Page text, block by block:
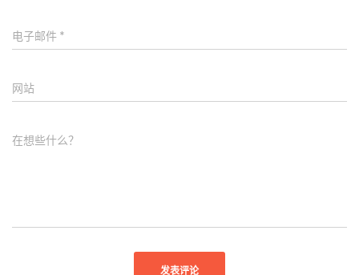
电子邮件 *
网站
在想些什么？